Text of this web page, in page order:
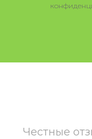
Честные